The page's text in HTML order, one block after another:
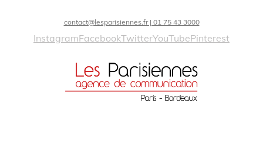
contact@lesparisiennes.fr | 01 75 43 3000
InstagramFacebookTwitterYouTubePinterest